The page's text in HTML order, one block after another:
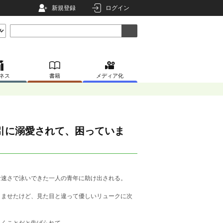
新規登録 ログイン
ス 書籍 メディア化
溺愛されて、困っていま
さで泳いできた一人の青年に助け出される。
せたけど、見た目と違って優しいリュークに次